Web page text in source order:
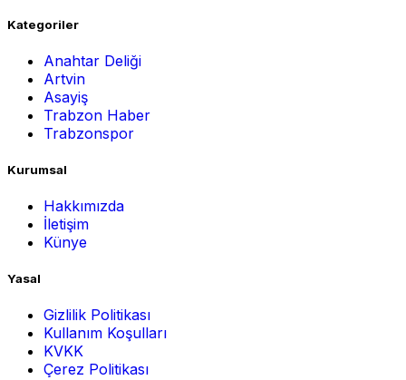
Kategoriler
Anahtar Deliği
Artvin
Asayiş
Trabzon Haber
Trabzonspor
Kurumsal
Hakkımızda
İletişim
Künye
Yasal
Gizlilik Politikası
Kullanım Koşulları
KVKK
Çerez Politikası